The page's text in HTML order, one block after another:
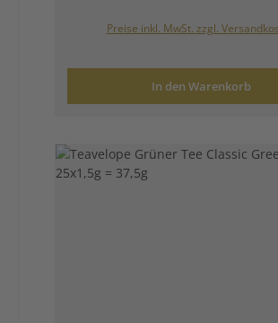
Preise inkl. MwSt. zzgl.
In den Warenkorb